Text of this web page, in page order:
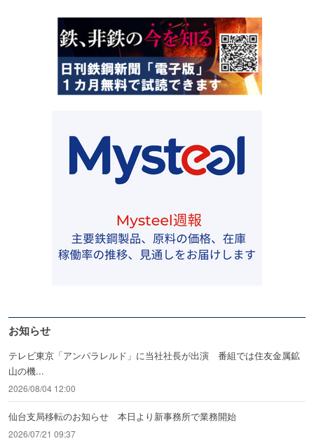
お知らせ
テレビ東京「アンパラレルド」に当社社長が出演 番組では住友金属鉱
山の機...
2026/08/04 12:00
仙台支局移転のお知らせ 本日より新事務所で業務開始
2026/07/21 09:37